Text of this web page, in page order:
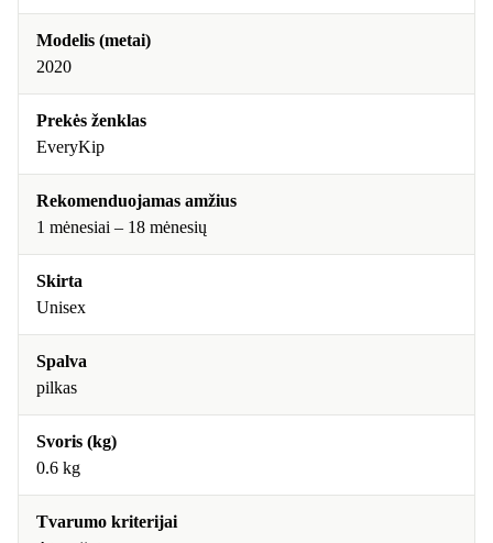
Modelis (metai)
2020
Prekės ženklas
EveryKip
Rekomenduojamas amžius
1 mėnesiai – 18 mėnesių
Skirta
Unisex
Spalva
pilkas
Svoris (kg)
0.6 kg
Tvarumo kriterijai